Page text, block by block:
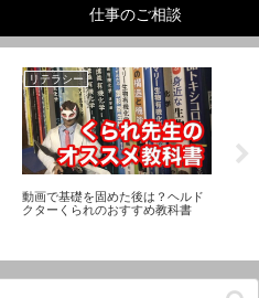
仕事のご相談
リテラシー
動画で基礎を固めた後は？ヘルド
クターくられのおすすめ教科書